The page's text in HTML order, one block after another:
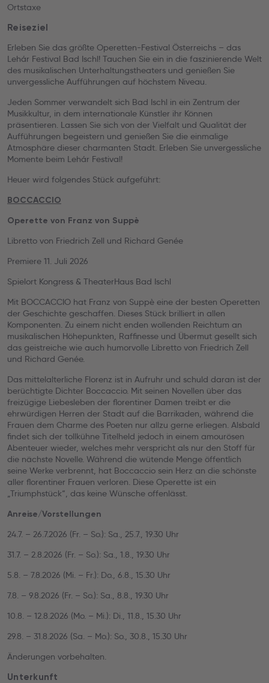
Ortstaxe
Reiseziel
Erleben Sie das größte Operetten-Festival Österreichs – das
Lehár Festival Bad Ischl! Tauchen Sie ein in die faszinierende Welt
des musikalischen Unterhaltungstheaters und genießen Sie
unvergessliche Aufführungen auf höchstem Niveau.
Jeden Sommer verwandelt sich Bad Ischl in ein Zentrum der
Musikkultur, in dem internationale Künstler ihr Können
präsentieren. Lassen Sie sich von der Vielfalt und Qualität der
Aufführungen begeistern und genießen Sie die einmalige
Atmosphäre dieser charmanten Stadt. Erleben Sie unvergessliche
Momente beim Lehár Festival!
Heuer wird folgendes Stück aufgeführt:
BOCCACCIO
Operette von Franz von Suppè
Libretto von Friedrich Zell und Richard Genée
Premiere 11. Juli 2026
Spielort Kongress & TheaterHaus Bad Ischl
Mit BOCCACCIO hat Franz von Suppè eine der besten Operetten
der Geschichte geschaffen. Dieses Stück brilliert in allen
Komponenten. Zu einem nicht enden wollenden Reichtum an
musikalischen Höhepunkten, Raffinesse und Übermut gesellt sich
das geistreiche wie auch humorvolle Libretto von Friedrich Zell
und Richard Genée.
Das mittelalterliche Florenz ist in Aufruhr und schuld daran ist der
berüchtigte Dichter Boccaccio. Mit seinen Novellen über das
freizügige Liebesleben der florentiner Damen treibt er die
ehrwürdigen Herren der Stadt auf die Barrikaden, während die
Frauen dem Charme des Poeten nur allzu gerne erliegen. Alsbald
findet sich der tollkühne Titelheld jedoch in einem amourösen
Abenteuer wieder, welches mehr verspricht als nur den Stoff für
die nächste Novelle. Während die wütende Menge öffentlich
seine Werke verbrennt, hat Boccaccio sein Herz an die schönste
aller florentiner Frauen verloren. Diese Operette ist ein
„Triumphstück“, das keine Wünsche offenlässt.
Anreise/Vorstellungen
24.7. – 26.7.2026 (Fr. – So.): Sa., 25.7., 19.30 Uhr
31.7. – 2.8.2026 (Fr. – So.): Sa., 1.8., 19.30 Uhr
5.8. – 7.8.2026 (Mi. – Fr.): Do., 6.8., 15.30 Uhr
7.8. – 9.8.2026 (Fr. – So.): Sa., 8.8., 19.30 Uhr
10.8. – 12.8.2026 (Mo. – Mi.): Di., 11.8., 15.30 Uhr
29.8. – 31.8.2026 (Sa. – Mo.): So., 30.8., 15.30 Uhr
Änderungen vorbehalten.
Unterkunft